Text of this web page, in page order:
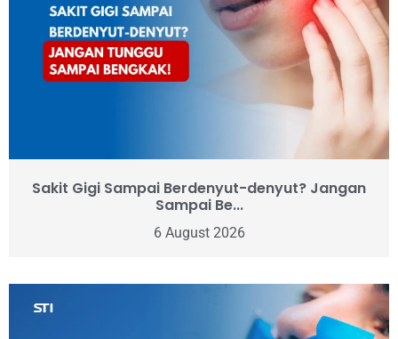
Sakit Gigi Sampai Berdenyut-denyut? Jangan
Sampai Be...
6 August 2026